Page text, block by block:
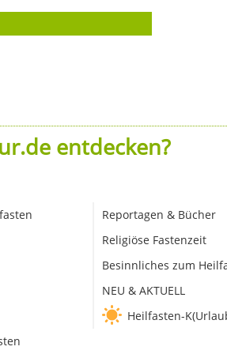
entdecken?
Reportagen & Bücher
Religiöse Fastenzeit
Besinnliches zum
NEU & AKTUELL
Heilfasten-